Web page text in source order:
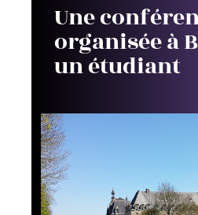
Une
organisée à
un étudiant